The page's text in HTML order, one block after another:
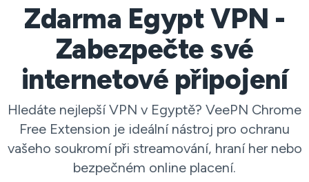
Zdarma Egypt VPN -
Zabezpečte své
internetové připojení
Hledáte nejlepší VPN v Egyptě? VeePN Chrome
Free Extension je ideální nástroj pro ochranu
vašeho soukromí při streamování, hraní her nebo
bezpečném online placení.